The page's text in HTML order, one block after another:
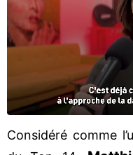
Considéré comme